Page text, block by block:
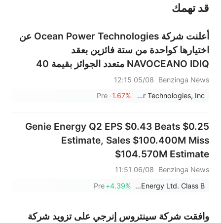
عند الضرورة، يرجى استشارة مستشار استثمار محترف. لا تقدم منصة سهم أي مشورة استثمارية، ولا تقدم أي التزامات أو ضمانات.
قد تهمك
أعلنت شركة Ocean Power Technologies عن
اختيارها كواحدة من ستة فائزين بعقد
NAVOCEANO IDIQ متعدد الجوائز بقيمة 40
مليون دولار أمريكي لرسم خرائط قاع المحيط حتى
يوليو 2028
Benzinga News
05/08 12:15
Ocean Power Technologies, Inc.
-1.67%
Pre
Genie Energy Q2 EPS $0.43 Beats $0.25
Estimate, Sales $100.400M Miss
$104.570M Estimate
Benzinga News
06/08 11:51
Genie Energy Ltd. Class B
+4.39%
Pre
وافقت شركة سينتروس إنرجي على تزويد شركة